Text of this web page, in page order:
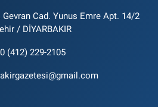
Cad. Yunus Emre Apt. 14/2
/ DİYARBAKIR
0 (412) 229-2105